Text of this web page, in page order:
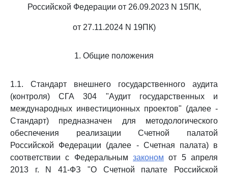
Российской Федерации от 26.09.2023 N 15ПК,
от 27.11.2024 N 19ПК)
1. Общие положения
1.1. Стандарт внешнего государственного аудита
(контроля) СГА 304 "Аудит государственных и
международных инвестиционных проектов" (далее -
Стандарт) предназначен для методологического
обеспечения реализации Счетной палатой
Российской Федерации (далее - Счетная палата) в
соответствии с Федеральным законом от 5 апреля
2013 г. N 41-ФЗ "О Счетной палате Российской